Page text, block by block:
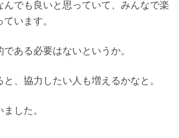
でも良いと思っていて、みんなで楽
います。
ある必要はないというか。
、協力したい人も増えるかなと。
した。